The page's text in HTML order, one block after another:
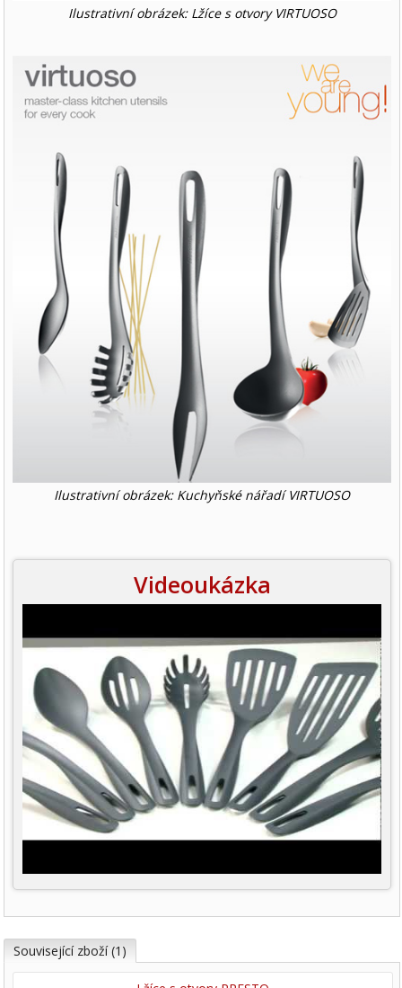
Ilustrativní obrázek: Lžíce s otvory VIRTUOSO
Ilustrativní obrázek: Kuchyňské nářadí VIRTUOSO
Videoukázka
Související zboží (1)